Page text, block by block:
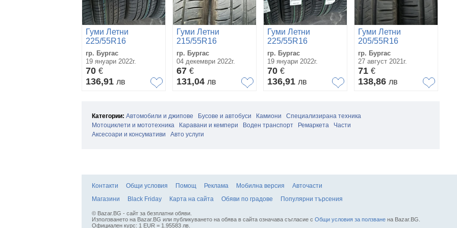
Гуми Летни
225/55R16
гр. Бургас
19 януари 2022г.
70 €
136,91 лв
Гуми Летни
215/55R16
гр. Бургас
04 декември 2022г.
67 €
131,04 лв
Гуми Летни
225/55R16
гр. Бургас
19 януари 2022г.
70 €
136,91 лв
Гуми Летни
205/55R16
гр. Бургас
27 август 2021г.
71 €
138,86 лв
Категории: Автомобили и джипове Бусове и автобуси Камиони
Специализирана техника
Мотоциклети и мототехника
Каравани и кемпери Воден транспорт Ремаркета
Части
Аксесоари и консумативи
Авто услуги
Контакти Общи условия Помощ Реклама Мобилна версия
Авточасти
Магазини
Black Friday Карта на сайта Обяви по градове Популярни търсения
© Bazar.BG - сайт за безплатни обяви.
Използването на Bazar.BG или публикуването на обява в сайта означава съгласие с Общи условия за ползване на Bazar.BG.
Официален курс: 1 EUR = 1.95583 лв.